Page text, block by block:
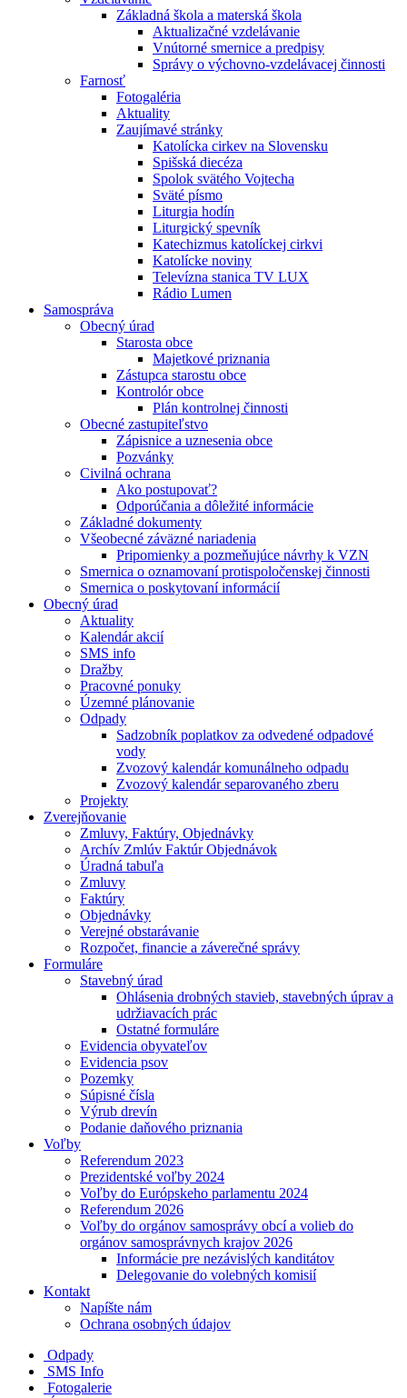
Základná škola a materská škola
Aktualizačné vzdelávanie
Vnútorné smernice a predpisy
Správy o výchovno-vzdelávacej činnosti
Farnosť
Fotogaléria
Aktuality
Zaujímavé stránky
Katolícka cirkev na Slovensku
Spišská diecéza
Spolok svätého Vojtecha
Sväté písmo
Liturgia hodín
Liturgický spevník
Katechizmus katolíckej cirkvi
Katolícke noviny
Televízna stanica TV LUX
Rádio Lumen
Samospráva
Obecný úrad
Starosta obce
Majetkové priznania
Zástupca starostu obce
Kontrolór obce
Plán kontrolnej činnosti
Obecné zastupiteľstvo
Zápisnice a uznesenia obce
Pozvánky
Civilná ochrana
Ako postupovať?
Odporúčania a dôležité informácie
Základné dokumenty
Všeobecné záväzné nariadenia
Pripomienky a pozmeňujúce návrhy k VZN
Smernica o oznamovaní protispoločenskej činnosti
Smernica o poskytovaní informácií
Obecný úrad
Aktuality
Kalendár akcií
SMS info
Dražby
Pracovné ponuky
Územné plánovanie
Odpady
Sadzobník poplatkov za odvedené odpadové
vody
Zvozový kalendár komunálneho odpadu
Zvozový kalendár separovaného zberu
Projekty
Zverejňovanie
Zmluvy, Faktúry, Objednávky
Archív Zmlúv Faktúr Objednávok
Úradná tabuľa
Zmluvy
Faktúry
Objednávky
Verejné obstarávanie
Rozpočet, financie a záverečné správy
Formuláre
Stavebný úrad
Ohlásenia drobných stavieb, stavebných úprav a
udržiavacích prác
Ostatné formuláre
Evidencia obyvateľov
Evidencia psov
Pozemky
Súpisné čísla
Výrub drevín
Podanie daňového priznania
Voľby
Referendum 2023
Prezidentské voľby 2024
Voľby do Európskeho parlamentu 2024
Referendum 2026
Voľby do orgánov samosprávy obcí a volieb do
orgánov samosprávnych krajov 2026
Informácie pre nezávislých kanditátov
Delegovanie do volebných komisií
Kontakt
Napíšte nám
Ochrana osobných údajov
Odpady
SMS Info
Fotogalerie